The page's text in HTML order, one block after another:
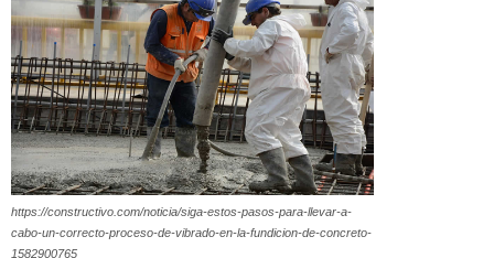
https://constructivo.com/noticia/siga-estos-pasos-para-llevar-a-
cabo-un-correcto-proceso-de-vibrado-en-la-fundicion-de-concreto-
1582900765